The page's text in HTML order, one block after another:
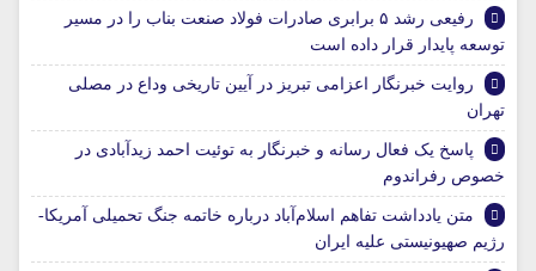
رفیعی رشد ۵ برابری صادرات فولاد صنعت بناب را در مسیر
توسعه پایدار قرار داده است
روایت خبرنگار اعزامی تبریز در آیین تاریخی وداع در مصلی
تهران
پاسخ یک فعال رسانه و خبرنگار به توئیت احمد زیدآبادی در
خصوص رفراندوم
متن یادداشت تفاهم اسلام‌آباد درباره خاتمه جنگ تحمیلی آمریکا-
رژیم صهیونیستی علیه ایران